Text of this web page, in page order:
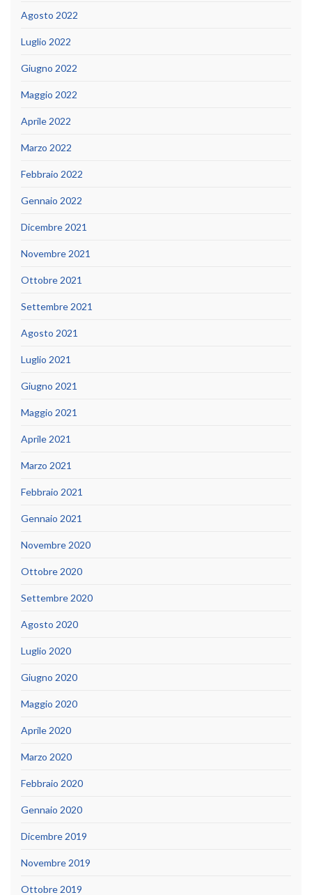
Agosto 2022
Luglio 2022
Giugno 2022
Maggio 2022
Aprile 2022
Marzo 2022
Febbraio 2022
Gennaio 2022
Dicembre 2021
Novembre 2021
Ottobre 2021
Settembre 2021
Agosto 2021
Luglio 2021
Giugno 2021
Maggio 2021
Aprile 2021
Marzo 2021
Febbraio 2021
Gennaio 2021
Novembre 2020
Ottobre 2020
Settembre 2020
Agosto 2020
Luglio 2020
Giugno 2020
Maggio 2020
Aprile 2020
Marzo 2020
Febbraio 2020
Gennaio 2020
Dicembre 2019
Novembre 2019
Ottobre 2019